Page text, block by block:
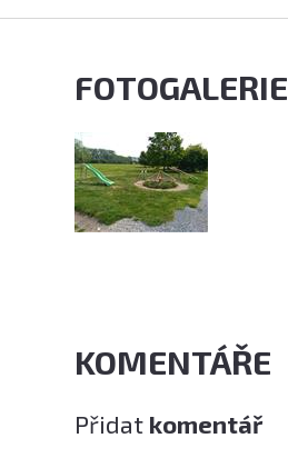
FOTOGALERIE
KOMENTÁŘE
Přidat komentář